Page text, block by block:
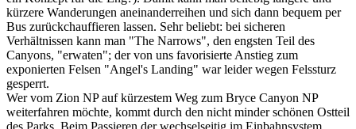
kürzere Wanderungen aneinanderreihen und sich dann bequem per
Bus zurückchauffieren lassen. Sehr beliebt: bei sicheren
Verhältnissen kann man "The Narrows", den engsten Teil des
Canyons, "erwaten"; der von uns favorisierte Anstieg zum
exponierten Felsen "Angel's Landing" war leider wegen Felssturz
gesperrt.
Wer vom Zion NP auf kürzestem Weg zum Bryce Canyon NP
weiterfahren möchte, kommt durch den nicht minder schönen Ostteil
des Parks. Beim Passieren der wechselseitig im Einbahnsystem